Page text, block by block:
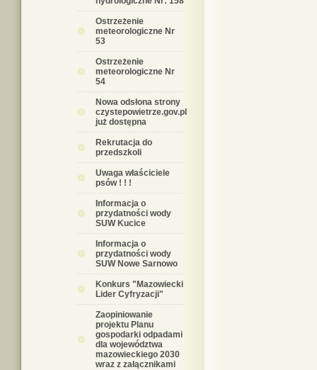
Ostrzeżenie
meteorologiczne Nr
53
Ostrzeżenie
meteorologiczne Nr
54
Nowa odsłona strony
czystepowietrze.gov.pl
już dostępna
Rekrutacja do
przedszkoli
Uwaga właściciele
psów ! ! !
Informacja o
przydatności wody
SUW Kucice
Informacja o
przydatności wody
SUW Nowe Sarnowo
Konkurs "Mazowiecki
Lider Cyfryzacji"
Zaopiniowanie
projektu Planu
gospodarki odpadami
dla województwa
mazowieckiego 2030
wraz z załącznikami